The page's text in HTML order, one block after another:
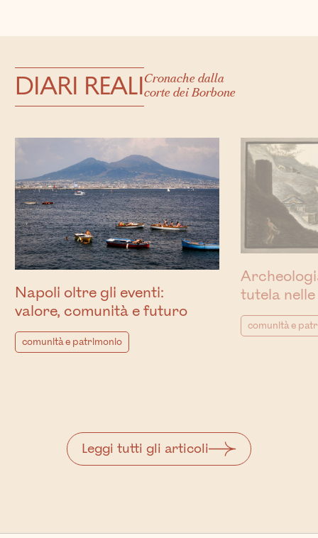
DIARI REALICronache dalla
corte dei Borbone
Napoli oltre gli eventi:
valore, comunità e futuro
comunità e patrimonio
tutela
comunità e
Leggi tutti gli articoli